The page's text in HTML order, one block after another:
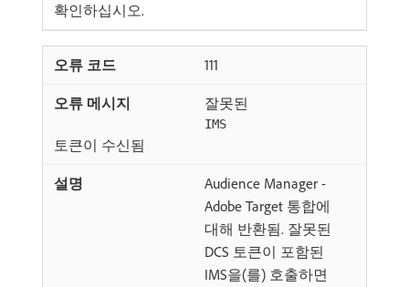
확인하십시오.
111
잘못된
IMS
토큰이 수신됨
Audience Manager -
Adobe Target 통합에
대해 반환됨. 잘못된
DCS 토큰이 포함된
IMS을(를) 호출하면